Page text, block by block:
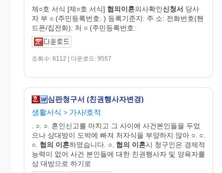
제○호 서식 [제○호 서식] 협의이혼의사확인신청서 당사
자 부 ○ (주민등록번호: ) 등록기준지: 주 소: 전화번호(핸
드폰/집전화): 처 ○ (주민등록번호:
조회수: 6112 | 다운로드: 9557
심판청구서 (친권행사자변경)
생활서식 > 가사/호적
. ○. ○. 혼인신고를 마치고 그 사이에 사건본인들을 두었
으나 상대방이 도박에 빠져 처자식을 부양하지 않아 ○. ○.
○. 협의 이혼하였습니다. ○. 협의 이혼시 청구인은 경제적
능력이 없어 사건 본인들에 대한 친권행사자 및 양육자를
상 대방으로 하기로